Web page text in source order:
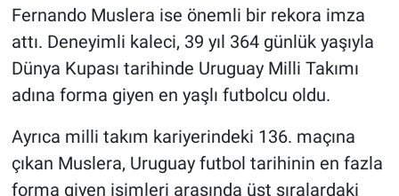
Fernando Muslera ise önemli bir rekora imza
attı. Deneyimli kaleci, 39 yıl 364 günlük yaşıyla
Dünya Kupası tarihinde Uruguay Milli Takımı
adına forma giyen en yaşlı futbolcu oldu.
Ayrıca milli takım kariyerindeki 136. maçına
çıkan Muslera, Uruguay futbol tarihinin en fazla
forma giyen isimleri arasında üst sıralardaki